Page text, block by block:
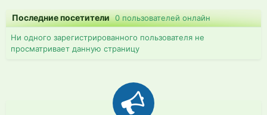
Последние посетители0 пользователей онлайн
Ни одного зарегистрированного пользователя не
просматривает данную страницу